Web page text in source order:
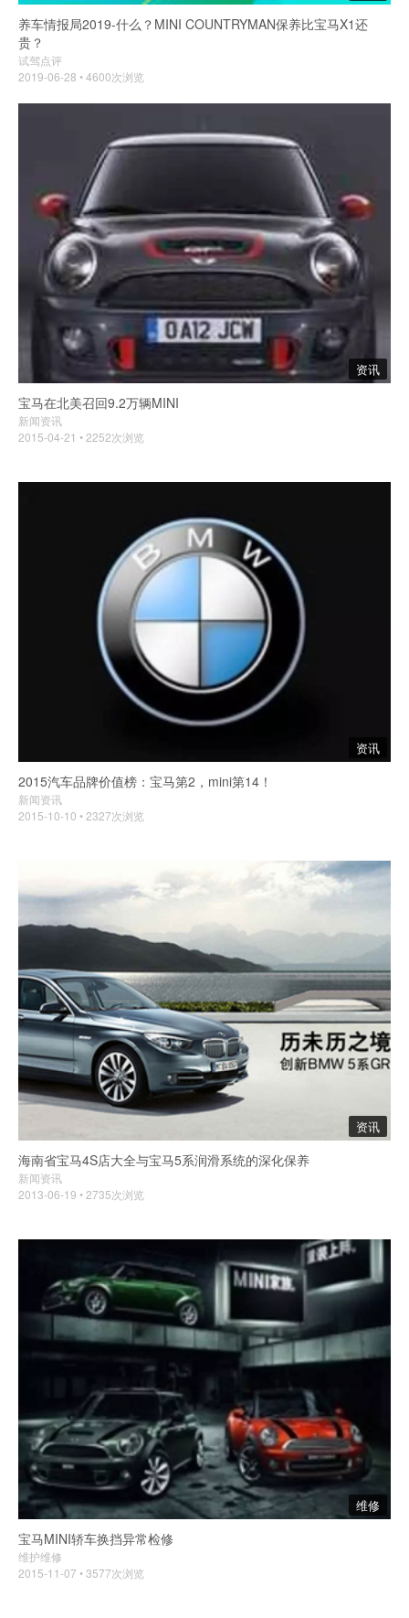
养车情报局2019-什么？MINI COUNTRYMAN保养比宝马X1还
贵？
试驾点评
2019-06-28 • 4600次浏览
资讯
宝马在北美召回9.2万辆MINI
新闻资讯
2015-04-21 • 2252次浏览
资讯
2015汽车品牌价值榜：宝马第2，mini第14！
新闻资讯
2015-10-10 • 2327次浏览
资讯
海南省宝马4S店大全与宝马5系润滑系统的深化保养
新闻资讯
2013-06-19 • 2735次浏览
维修
宝马MINI轿车换挡异常检修
维护维修
2015-11-07 • 3577次浏览